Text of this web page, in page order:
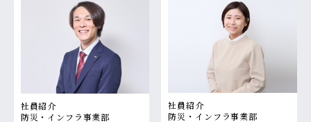
社員紹介
防災・インフラ事業部
社員紹介
防災・インフラ事業部